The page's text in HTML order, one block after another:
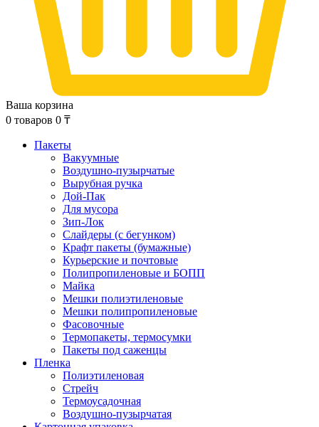
Ваша корзина
0 товаров 0 ₸
Пакеты
Вакуумные
Воздушно-пузырчатые
Вырубная ручка
Дой-Пак
Для мусора
Зип-Лок
Слайдеры (с бегунком)
Крафт пакеты (бумажные)
Курьерские и почтовые
Полипропиленовые и БОПП
Майка
Мешки полиэтиленовые
Мешки полипропиленовые
Фасовочные
Термопакеты, термосумки
Пакеты под саженцы
Пленка
Полиэтиленовая
Стрейч
Термоусадочная
Воздушно-пузырчатая